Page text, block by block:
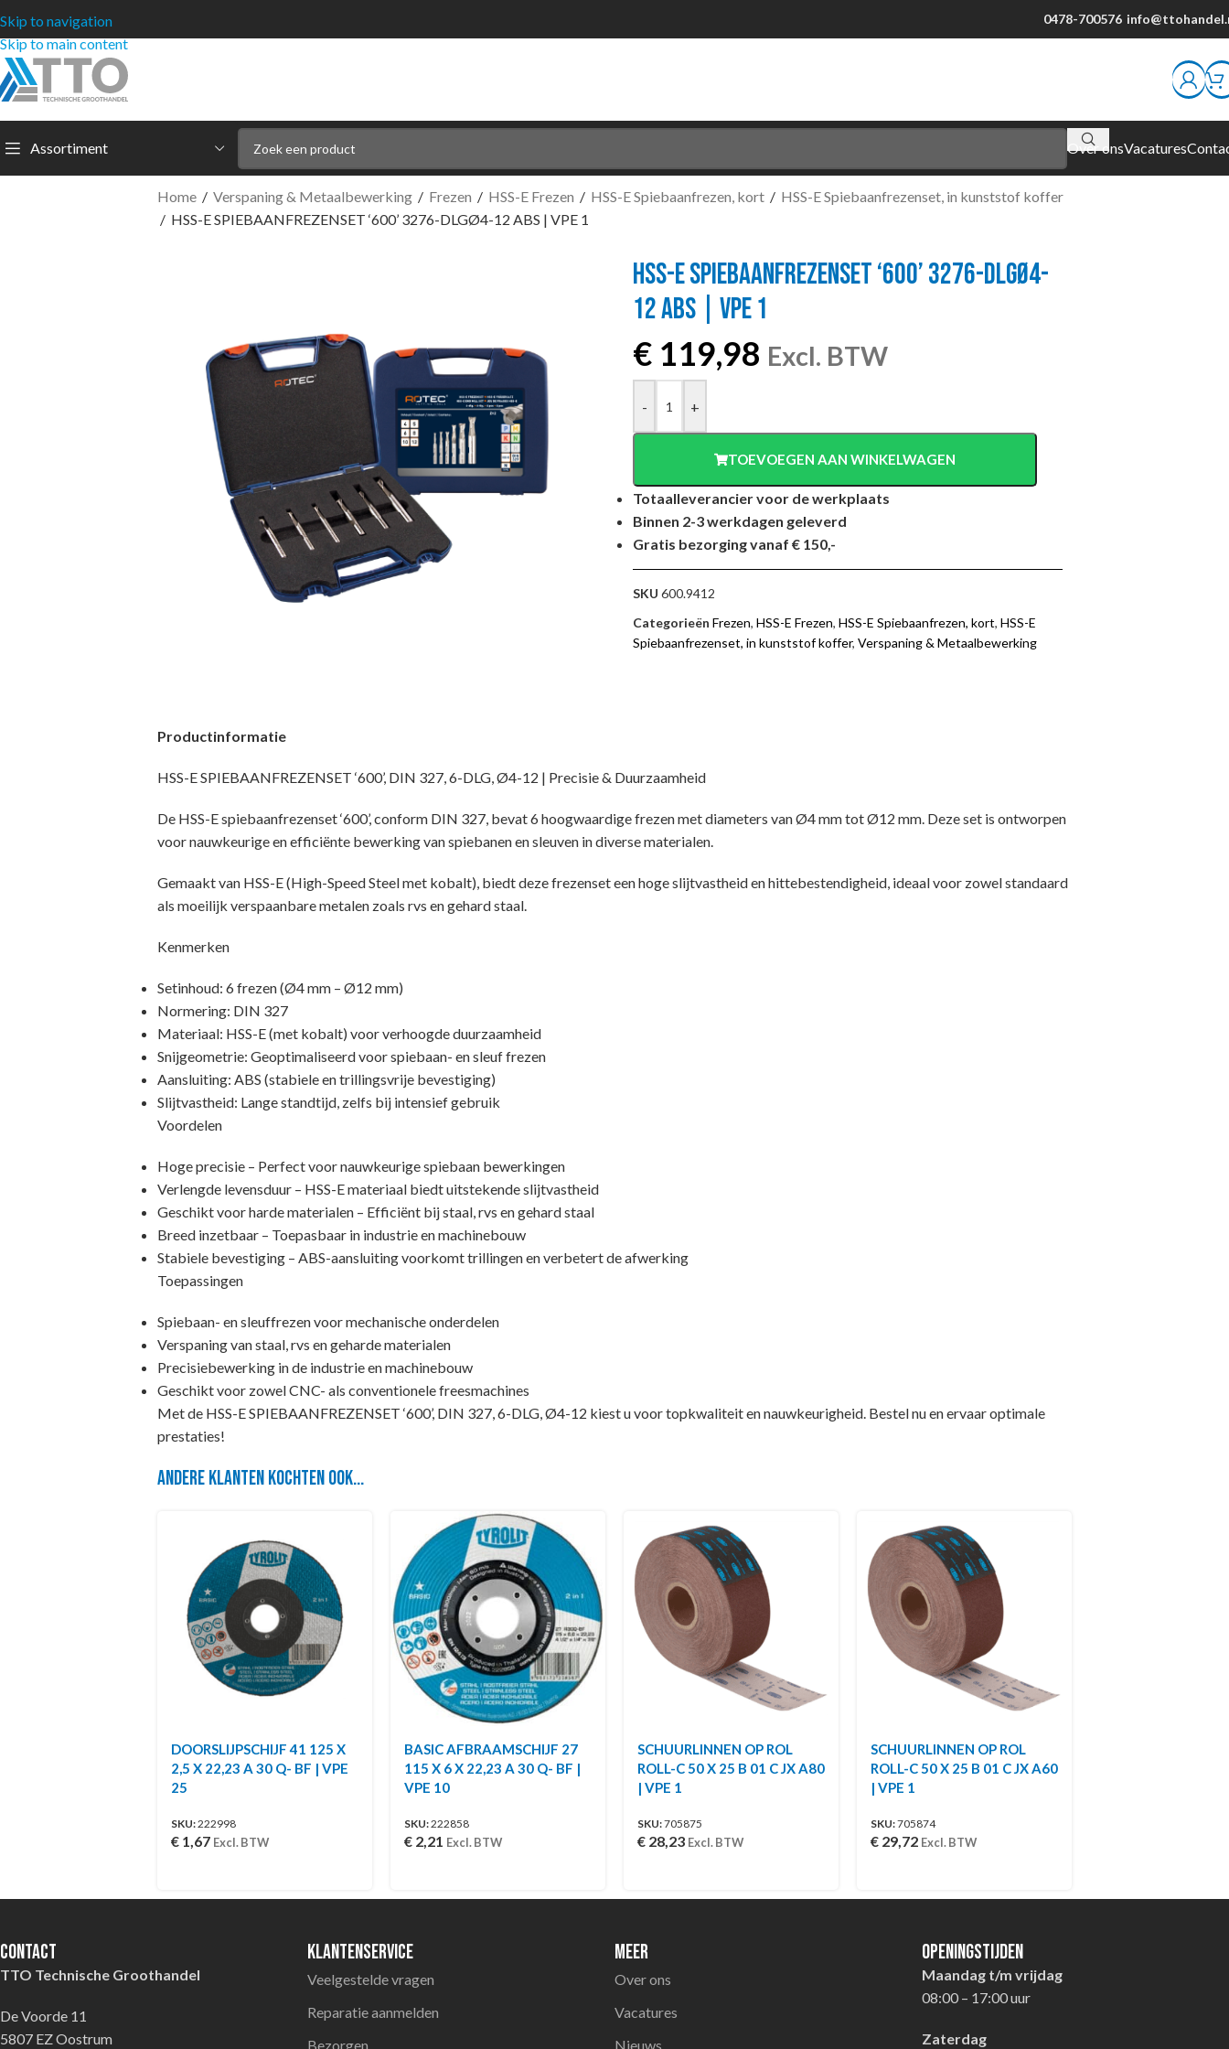
Skip to navigation
Skip to main content
0478-700576
Assortiment Over onsVacatures
Home / Verspaning & Metaalbewerking / Frezen / HSS-E Frezen / HSS-E Spiebaanfrezen, kort / HSS-E Spiebaanfrezenset, in kunststof koffer
/ HSS-E SPIEBAANFREZENSET ‘600’ 3276-DLGØ4-12 ABS | VPE 1
HSS-E SPIEBAANFREZENSET ‘600’ 3276-DLGØ4-
12 ABS | VPE 1
€ 119,98 Excl. BTW
- +
TOEVOEGEN AAN WINKELWAGEN
Totaalleverancier voor de werkplaats
Binnen 2-3 werkdagen geleverd
Gratis bezorging vanaf € 150,-
SKU 600.9412
Categorieën Frezen, HSS-E Frezen, HSS-E Spiebaanfrezen, kort, HSS-E
Spiebaanfrezenset, in kunststof koffer, Verspaning & Metaalbewerking
Productinformatie
HSS-E SPIEBAANFREZENSET ‘600’, DIN 327, 6-DLG, Ø4-12 | Precisie & Duurzaamheid
De HSS-E spiebaanfrezenset ‘600’, conform DIN 327, bevat 6 hoogwaardige frezen met diameters van Ø4 mm tot Ø12 mm. Deze set is ontworpen
voor nauwkeurige en efficiënte bewerking van spiebanen en sleuven in diverse materialen.
Gemaakt van HSS-E (High-Speed Steel met kobalt), biedt deze frezenset een hoge slijtvastheid en hittebestendigheid, ideaal voor zowel standaard
als moeilijk verspaanbare metalen zoals rvs en gehard staal.
Kenmerken
Setinhoud: 6 frezen (Ø4 mm – Ø12 mm)
Normering: DIN 327
Materiaal: HSS-E (met kobalt) voor verhoogde duurzaamheid
Snijgeometrie: Geoptimaliseerd voor spiebaan- en sleuf frezen
Aansluiting: ABS (stabiele en trillingsvrije bevestiging)
Slijtvastheid: Lange standtijd, zelfs bij intensief gebruik
Voordelen
Hoge precisie – Perfect voor nauwkeurige spiebaan bewerkingen
Verlengde levensduur – HSS-E materiaal biedt uitstekende slijtvastheid
Geschikt voor harde materialen – Efficiënt bij staal, rvs en gehard staal
Breed inzetbaar – Toepasbaar in industrie en machinebouw
Stabiele bevestiging – ABS-aansluiting voorkomt trillingen en verbetert de afwerking
Toepassingen
Spiebaan- en sleuffrezen voor mechanische onderdelen
Verspaning van staal, rvs en geharde materialen
Precisiebewerking in de industrie en machinebouw
Geschikt voor zowel CNC- als conventionele freesmachines
Met de HSS-E SPIEBAANFREZENSET ‘600’, DIN 327, 6-DLG, Ø4-12 kiest u voor topkwaliteit en nauwkeurigheid. Bestel nu en ervaar optimale
prestaties!
Andere klanten kochten ook...
DOORSLIJPSCHIJF 41 125 X
2,5 X 22,23 A 30 Q- BF | VPE
25
SKU:222998
€ 1,67 Excl. BTW
BASIC AFBRAAMSCHIJF 27
115 X 6 X 22,23 A 30 Q- BF |
VPE 10
SKU:222858
€ 2,21 Excl. BTW
SCHUURLINNEN OP ROL
ROLL-C 50 X 25 B 01 C JX A80
| VPE 1
SKU:705875
€ 28,23 Excl. BTW
SCHUURLINNEN OP ROL
ROLL-C 50 X 25 B 01 C JX A60
| VPE 1
SKU:705874
€ 29,72 Excl. BTW
Contact
TTO Technische Groothandel
De Voorde 11
5807 EZ Oostrum
Klantenservice
Veelgestelde vragen
Reparatie aanmelden
Bezorgen
Meer
Over ons
Vacatures
Nieuws
Openingstijden
Maandag t/m vrijdag
08:00 – 17:00 uur
Zaterdag